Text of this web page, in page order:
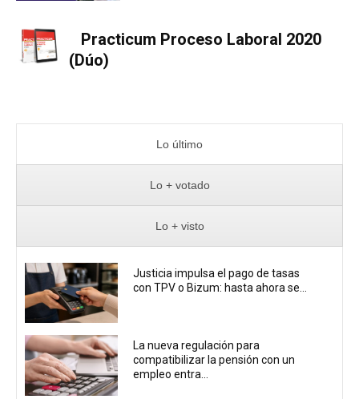
Practicum Proceso Laboral 2020
(Dúo)
Lo último
Lo + votado
Lo + visto
Justicia impulsa el pago de tasas
con TPV o Bizum: hasta ahora se...
La nueva regulación para
compatibilizar la pensión con un
empleo entra...